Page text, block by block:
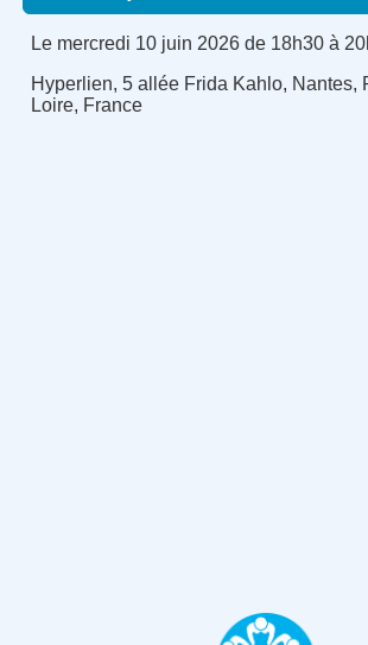
Le mercredi 10 juin 2026 de 18h30 à
Hyperlien, 5 allée Frida Kahlo, Nantes,
Loire, France